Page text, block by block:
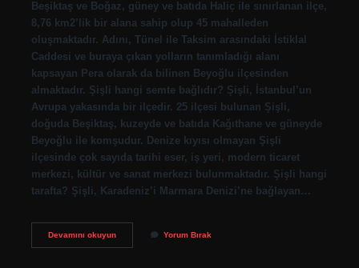
Beşiktaş ve Boğaz, güney ve batıda Haliç ile sınırlanan ilçe,
8,76 km2’lik bir alana sahip olup 45 mahalleden
oluşmaktadır. Adını, Tünel ile Taksim arasındaki İstiklal
Caddesi ve buraya çıkan yolların tanımladığı alanı
kapsayan Pera olarak da bilinen Beyoğlu ilçesinden
almaktadır. Şişli hangi semte bağlıdır? Şişli, İstanbul’un
Avrupa yakasında bir ilçedir. 25 ilçesi bulunan Şişli,
doğuda Beşiktaş, kuzeyde ve batıda Kağıthane ve güneyde
Beyoğlu ile komşudur. Denize kıyısı olmayan Şişli
ilçesinde çok sayıda tarihi eser, iş yeri, modern ticaret
merkezi, kültür ve sanat merkezi bulunmaktadır. Şişli hangi
tarafta? Şişli, Karadeniz’i Marmara Denizi’ne bağlayan…
Devamını okuyunŞişli
Yorum Bırak